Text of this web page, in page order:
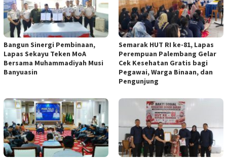
Bangun Sinergi Pembinaan,
Lapas Sekayu Teken MoA
Bersama Muhammadiyah Musi
Banyuasin
Semarak HUT RI ke-81, Lapas
Perempuan Palembang Gelar
Cek Kesehatan Gratis bagi
Pegawai, Warga Binaan, dan
Pengunjung